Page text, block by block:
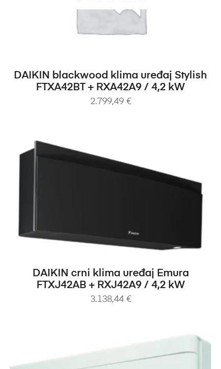
PROČITAJ VIŠE
DAIKIN blackwood klima uređaj Stylish
FTXA42BT + RXA42A9 / 4,2 kW
2.799,49 €
DODAJ U KOŠARICU
DAIKIN crni klima uređaj Emura
FTXJ42AB + RXJ42A9 / 4,2 kW
3.138,44 €